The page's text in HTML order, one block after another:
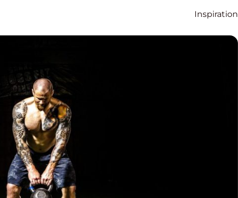
Inspiration